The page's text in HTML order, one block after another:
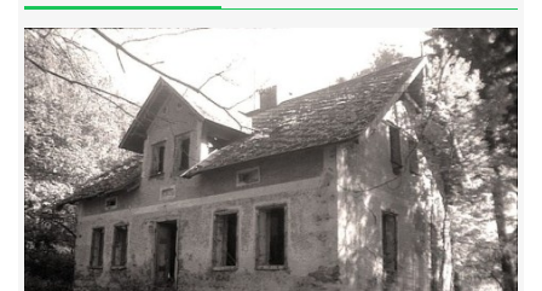
© 2026 eStránky.cz |Aktualizováno: 17. 7. 2026|Nahoru ↑